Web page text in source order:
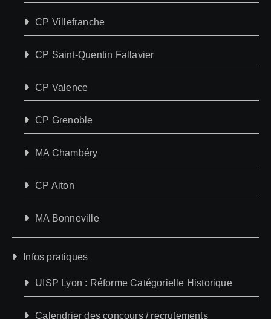
CP Villefranche
CP Saint-Quentin Fallavier
CP Valence
CP Grenoble
MA Chambéry
CP Aiton
MA Bonneville
Infos pratiques
UISP Lyon : Réforme Catégorielle Historique
Calendrier des concours / recrutements